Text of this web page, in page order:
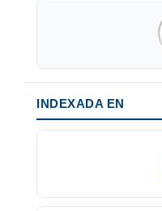
INDEXADA EN